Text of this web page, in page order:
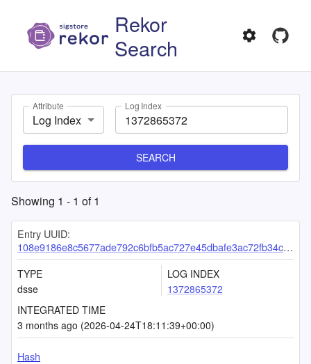
Rekor
Search
Attribute
Log Index
Log Index
SEARCH
Showing 1 - 1 of1
Entry UUID:
108e9186e8c5677ade792c6bfb5ac727e45dbafe3ac72fb34c8fb4200e666ad1eef8bf37c1e2369e
TYPE
dsse
LOG INDEX
1372865372
INTEGRATED TIME
3 months ago (2026-04-24T18:11:39+00:00)
Hash